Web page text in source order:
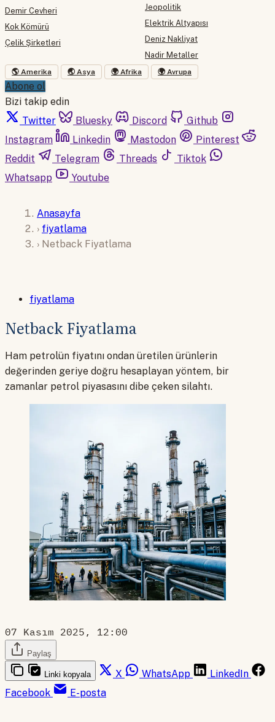
Demir Cevheri
Kok Kömürü
Çelik Şirketleri
Jeopolitik
Elektrik Altyapısı
Deniz Nakliyat
Nadir Metaller
🌎 Amerika 🌏 Asya 🌍 Afrika 🌍 Avrupa
Abone ol
Bizi takip edin
Twitter
Bluesky Discord
Github
Instagram
Linkedin Mastodon
Pinterest
Reddit
Telegram Threads
Tiktok
Whatsapp
Youtube
Anasayfa
› fiyatlama
› Netback Fiyatlama
fiyatlama
Netback Fiyatlama
Ham petrolün fiyatını ondan üretilen ürünlerin
değerinden geriye doğru hesaplayan yöntem, bir
zamanlar petrol piyasasını dibe çeken silahtı.
07 Kasım 2025, 12:00
Paylaş
Linki kopyala X WhatsApp
LinkedIn
Facebook
E-posta